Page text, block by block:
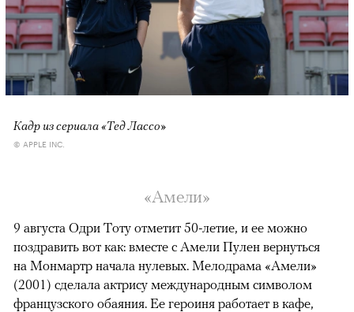
Кадр из сериала «Тед Лассо»
© APPLE INC.
«Амели»
9 августа Одри Тоту отметит 50-летие, и ее можно
поздравить вот как: вместе с Амели Пулен вернуться
на Монмартр начала нулевых. Мелодрама «Амели»
(2001) сделала актрису международным символом
французского обаяния. Ее героиня работает в кафе,